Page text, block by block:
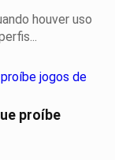
houver uso
proíbe